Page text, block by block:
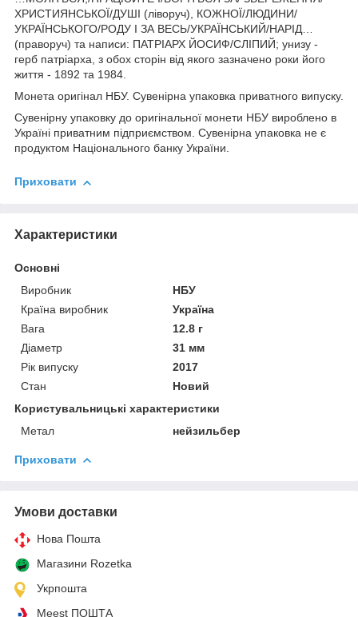
ХРИСТИЯНСЬКОЇ/ДУШІ (ліворуч), КОЖНОЇ/ЛЮДИНИ/
УКРАЇНСЬКОГО/РОДУ І ЗА ВЕСЬ/УКРАЇНСЬКИЙ/НАРІД…
(праворуч) та написи: ПАТРІАРХ ЙОСИФ/СЛІПИЙ; унизу -
герб патріарха, з обох сторін від якого зазначено роки його
життя - 1892 та 1984.
Монета оригінал НБУ. Сувенірна упаковка приватного випуску.
Сувенірну упаковку до оригінальної монети НБУ вироблено в
Україні приватним підприємством. Сувенірна упаковка не є
продуктом Національного банку України.
Приховати
Характеристики
Основні
Виробник
НБУ
Країна виробник
Україна
Вага
12.8 г
Діаметр
31 мм
Рік випуску
2017
Стан
Новий
Користувальницькі характеристики
Метал
нейзильбер
Приховати
Умови доставки
Нова Пошта
Магазини Rozetka
Укрпошта
Meest ПОШТА